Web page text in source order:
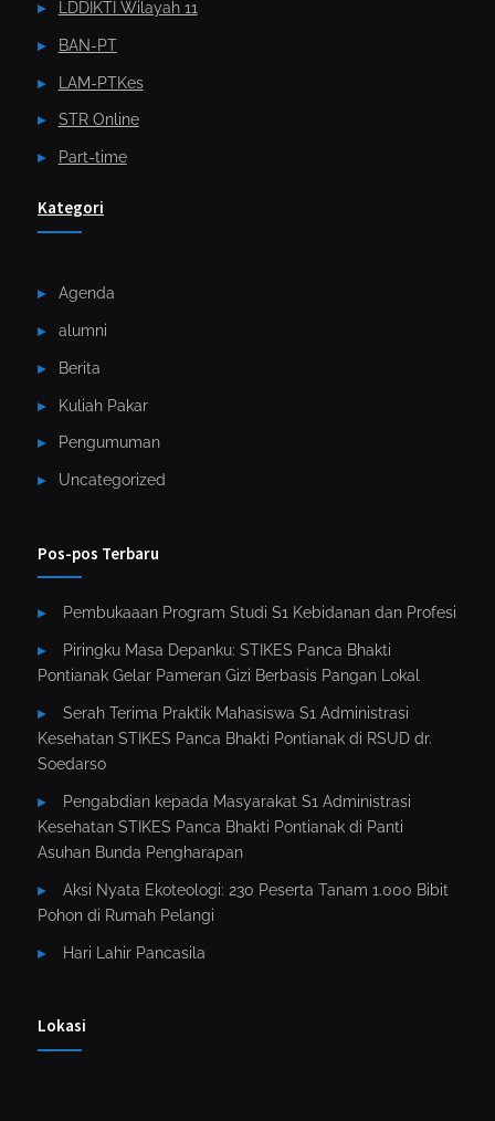
LDDIKTI Wilayah 11
BAN-PT
LAM-PTKes
STR Online
Part-time
Kategori
Agenda
alumni
Berita
Kuliah Pakar
Pengumuman
Uncategorized
Pos-pos Terbaru
Pembukaaan Program Studi S1 Kebidanan dan Profesi
Piringku Masa Depanku: STIKES Panca Bhakti
Pontianak Gelar Pameran Gizi Berbasis Pangan Lokal
Serah Terima Praktik Mahasiswa S1 Administrasi
Kesehatan STIKES Panca Bhakti Pontianak di RSUD dr.
Soedarso
Pengabdian kepada Masyarakat S1 Administrasi
Kesehatan STIKES Panca Bhakti Pontianak di Panti
Asuhan Bunda Pengharapan
Aksi Nyata Ekoteologi: 230 Peserta Tanam 1.000 Bibit
Pohon di Rumah Pelangi
Hari Lahir Pancasila
Lokasi